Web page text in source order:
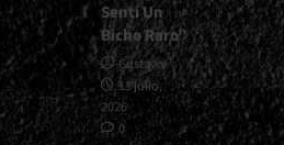
Sentí Un
Bicho Raro”
Gustavo
13 julio,
2026
0